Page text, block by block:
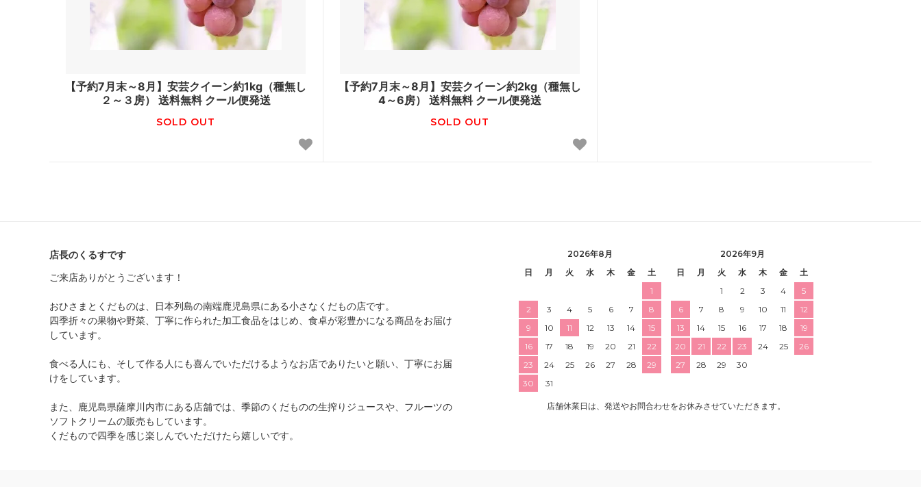
【予約7月末～8月】安芸クイーン約1kg（種無し
２～３房） 送料無料 クール便発送
SOLD OUT
【予約7月末～8月】安芸クイーン約2kg（種無し
4～6房） 送料無料 クール便発送
SOLD OUT
店長のくるすです
ご来店ありがとうございます！
おひさまとくだものは、日本列島の南端鹿児島県にある小さなくだもの店です。
四季折々の果物や野菜、丁寧に作られた加工食品をはじめ、食卓が彩豊かになる商品をお届け
しています。
食べる人にも、そして作る人にも喜んでいただけるようなお店でありたいと願い、丁寧にお届
けをしています。
また、鹿児島県薩摩川内市にある店舗では、季節のくだものの生搾りジュースや、フルーツの
ソフトクリームの販売もしています。
くだもので四季を感じ楽しんでいただけたら嬉しいです。
2026年8月
日
月 火 水 木 金
土
1
2
3 4 5 6 7
8
9
10 11 12 13 14
15
16
17 18 19 20 21
22
23
24 25 26 27 28
29
30
31
2026年9月
日
月 火 水 木 金
土
1
2 3 4
5
6
7 8 9 10 11
12
13
14 15 16 17 18
19
20
21 22 23 24 25
26
27
28 29 30
店舗休業日は、発送やお問合わせをお休みさせていただきます。